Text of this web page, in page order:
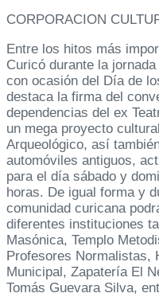
CORPORACION
Entre los hitos más
Curicó durante la
con ocasión del Día de
destaca la firma del
dependencias del ex
un mega proyecto
Arqueológico, así
automóviles antiguos,
para el día sábado y
horas. De igual forma y
comunidad curicana
diferentes instituciones
Masónica, Templo
Profesores Normalistas,
Municipal, Zapatería El
Tomás Guevara Silva,